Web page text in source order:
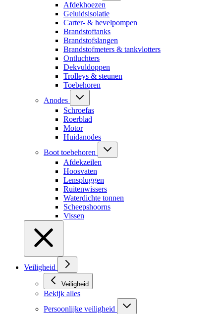
Afdekhoezen
Geluidsisolatie
Carter- & hevelpompen
Brandstoftanks
Brandstofslangen
Brandstofmeters & tankvlotters
Ontluchters
Dekvuldoppen
Trolleys & steunen
Toebehoren
Anodes
Schroefas
Roerblad
Motor
Huidanodes
Boot toebehoren
Afdekzeilen
Hoosvaten
Lenspluggen
Ruitenwissers
Waterdichte tonnen
Scheepshoorns
Vissen
Veiligheid
Veiligheid
Bekijk alles
Persoonlijke veiligheid